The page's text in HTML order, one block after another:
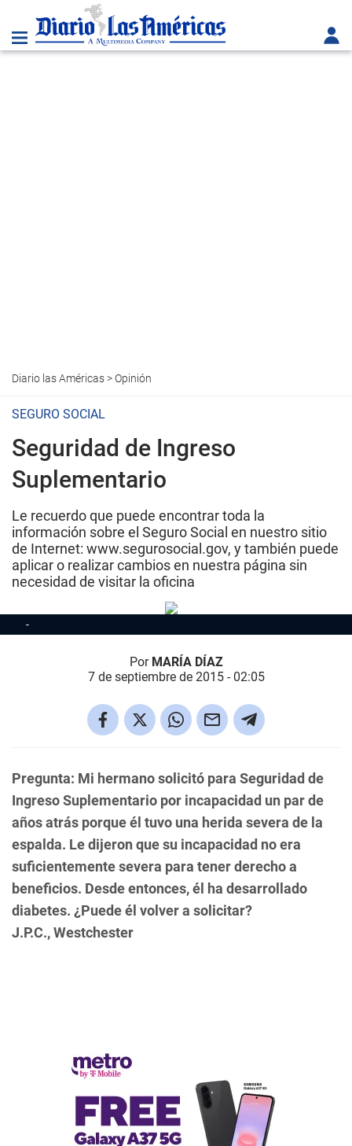
Diario las Américas>Opinión
SEGURO SOCIAL
Seguridad de Ingreso
Suplementario
Le recuerdo que puede encontrar toda la
información sobre el Seguro Social en nuestro sitio
de Internet: www.segurosocial.gov, y también puede
aplicar o realizar cambios en nuestra página sin
necesidad de visitar la oficina
Por MARÍA DÍAZ
7 de septiembre de 2015 - 02:05
Pregunta: Mi hermano solicitó para Seguridad de
Ingreso Suplementario por incapacidad un par de
años atrás porque él tuvo una herida severa de la
espalda. Le dijeron que su incapacidad no era
suficientemente severa para tener derecho a
beneficios. Desde entonces, él ha desarrollado
diabetes. ¿Puede él volver a solicitar?
J.P.C., Westchester